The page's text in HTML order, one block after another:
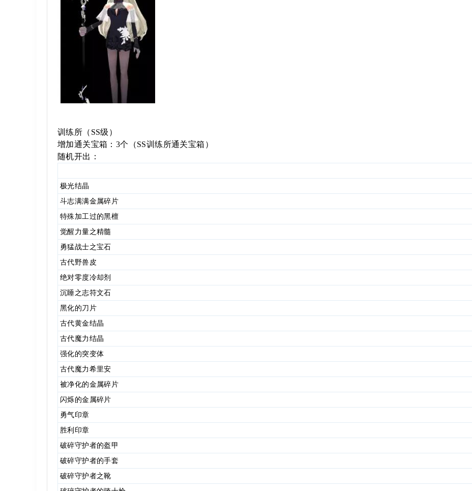
训练所（SS级）
增加通关宝箱：3个（SS训练所通关宝箱）
随机开出：
极光结晶
斗志满满金属碎片
特殊加工过的黑檀
觉醒力量之精髓
勇猛战士之宝石
古代野兽皮
绝对零度冷却剂
沉睡之志符文石
黑化的刀片
古代黄金结晶
古代魔力结晶
强化的突变体
古代魔力希里安
被净化的金属碎片
闪烁的金属碎片
勇气印章
胜利印章
破碎守护者的盔甲
破碎守护者的手套
破碎守护者之靴